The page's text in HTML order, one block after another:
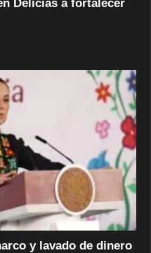
Delicias a fortalecer
y lavado de dinero